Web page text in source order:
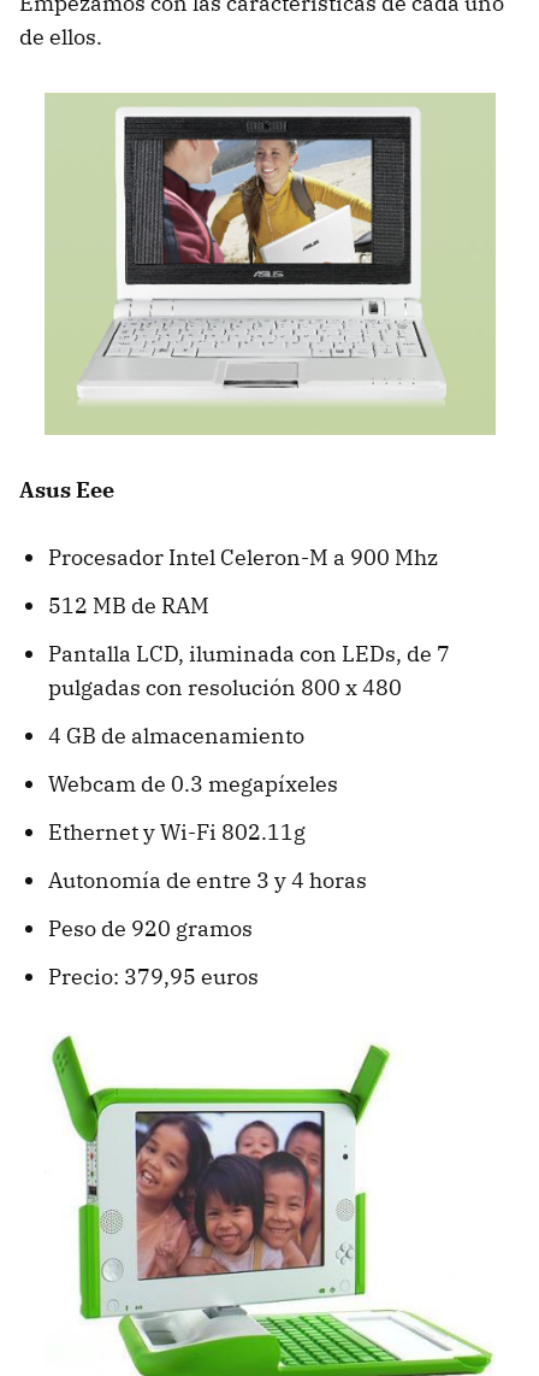
de ellos.
Asus Eee
Procesador Intel Celeron-M a 900 Mhz
512 MB de RAM
Pantalla LCD, iluminada con LEDs, de 7
pulgadas con resolución 800 x 480
4 GB de almacenamiento
Webcam de 0.3 megapíxeles
Ethernet y Wi-Fi 802.11g
Autonomía de entre 3 y 4 horas
Peso de 920 gramos
Precio: 379,95 euros